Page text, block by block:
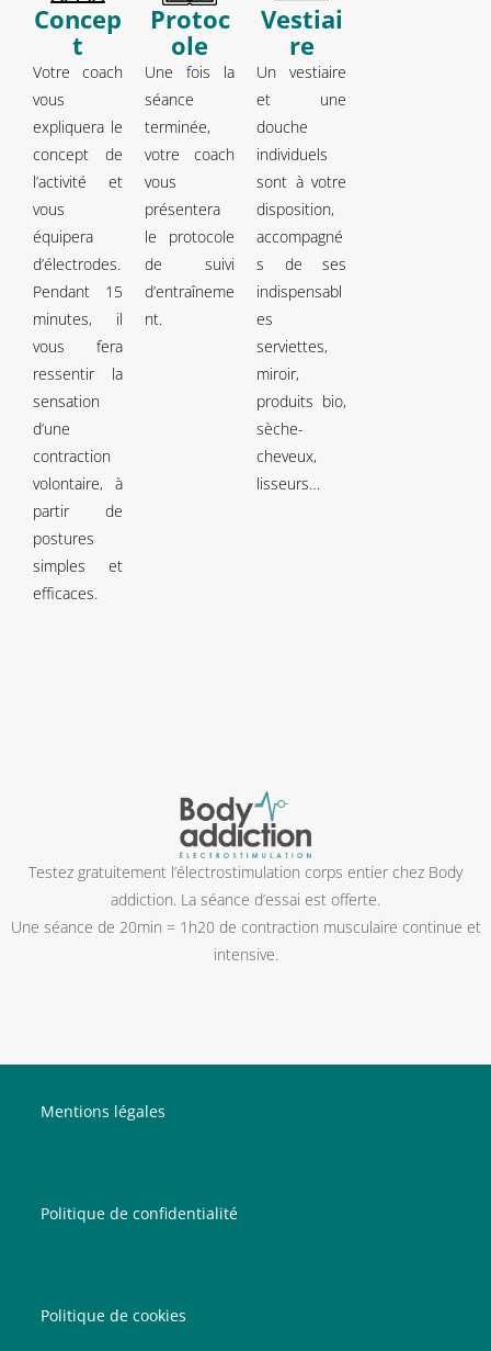
Concep
t
Votre coach
vous
expliquera le
concept de
l’activité et
vous
équipera
d’électrodes.
Pendant 15
minutes, il
vous fera
ressentir la
sensation
d’une
contraction
volontaire, à
partir de
postures
simples et
efficaces.
Protoc
ole
Une fois la
séance
terminée,
votre coach
vous
présentera
le protocole
de suivi
d’entraîneme
nt.
Vestiai
re
Un vestiaire
et une
douche
individuels
sont à votre
disposition,
accompagné
s de ses
indispensabl
es
serviettes,
miroir,
produits bio,
sèche-
cheveux,
lisseurs…
Testez gratuitement l’électrostimulation corps entier chez Body
addiction. La séance d’essai est offerte.
Une séance de 20min = 1h20 de contraction musculaire continue et
intensive.
Mentions légales
Politique de confidentialité
Politique de cookies